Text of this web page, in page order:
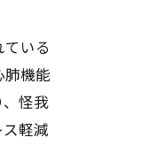
いる
肺機能
怪我
軽減